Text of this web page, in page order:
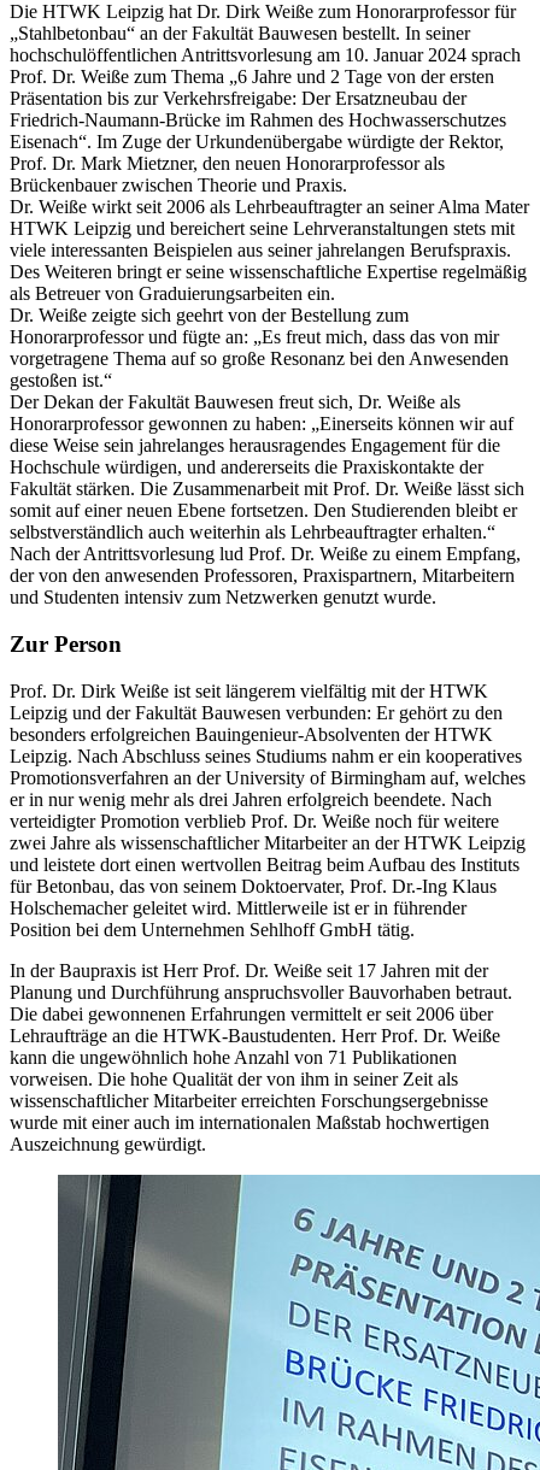
Die HTWK Leipzig hat Dr. Dirk Weiße zum Honorarprofessor für
„Stahlbetonbau“ an der Fakultät Bauwesen bestellt. In seiner
hochschulöffentlichen Antrittsvorlesung am 10. Januar 2024 sprach
Prof. Dr. Weiße zum Thema „6 Jahre und 2 Tage von der ersten
Präsentation bis zur Verkehrsfreigabe: Der Ersatzneubau der
Friedrich-Naumann-Brücke im Rahmen des Hochwasserschutzes
Eisenach“. Im Zuge der Urkundenübergabe würdigte der Rektor,
Prof. Dr. Mark Mietzner, den neuen Honorarprofessor als
Brückenbauer zwischen Theorie und Praxis.
Dr. Weiße wirkt seit 2006 als Lehrbeauftragter an seiner Alma Mater
HTWK Leipzig und bereichert seine Lehrveranstaltungen stets mit
viele interessanten Beispielen aus seiner jahrelangen Berufspraxis.
Des Weiteren bringt er seine wissenschaftliche Expertise regelmäßig
als Betreuer von Graduierungsarbeiten ein.
Dr. Weiße zeigte sich geehrt von der Bestellung zum
Honorarprofessor und fügte an: „Es freut mich, dass das von mir
vorgetragene Thema auf so große Resonanz bei den Anwesenden
gestoßen ist.“
Der Dekan der Fakultät Bauwesen freut sich, Dr. Weiße als
Honorarprofessor gewonnen zu haben: „Einerseits können wir auf
diese Weise sein jahrelanges herausragendes Engagement für die
Hochschule würdigen, und andererseits die Praxiskontakte der
Fakultät stärken. Die Zusammenarbeit mit Prof. Dr. Weiße lässt sich
somit auf einer neuen Ebene fortsetzen. Den Studierenden bleibt er
selbstverständlich auch weiterhin als Lehrbeauftragter erhalten.“
Nach der Antrittsvorlesung lud Prof. Dr. Weiße zu einem Empfang,
der von den anwesenden Professoren, Praxispartnern, Mitarbeitern
und Studenten intensiv zum Netzwerken genutzt wurde.
Zur Person
Prof. Dr. Dirk Weiße ist seit längerem vielfältig mit der HTWK
Leipzig und der Fakultät Bauwesen verbunden: Er gehört zu den
besonders erfolgreichen Bauingenieur-Absolventen der HTWK
Leipzig. Nach Abschluss seines Studiums nahm er ein kooperatives
Promotionsverfahren an der University of Birmingham auf, welches
er in nur wenig mehr als drei Jahren erfolgreich beendete. Nach
verteidigter Promotion verblieb Prof. Dr. Weiße noch für weitere
zwei Jahre als wissenschaftlicher Mitarbeiter an der HTWK Leipzig
und leistete dort einen wertvollen Beitrag beim Aufbau des Instituts
für Betonbau, das von seinem Doktoervater, Prof. Dr.-Ing Klaus
Holschemacher geleitet wird. Mittlerweile ist er in führender
Position bei dem Unternehmen Sehlhoff GmbH tätig.
In der Baupraxis ist Herr Prof. Dr. Weiße seit 17 Jahren mit der
Planung und Durchführung anspruchsvoller Bauvorhaben betraut.
Die dabei gewonnenen Erfahrungen vermittelt er seit 2006 über
Lehraufträge an die HTWK-Baustudenten. Herr Prof. Dr. Weiße
kann die ungewöhnlich hohe Anzahl von 71 Publikationen
vorweisen. Die hohe Qualität der von ihm in seiner Zeit als
wissenschaftlicher Mitarbeiter erreichten Forschungsergebnisse
wurde mit einer auch im internationalen Maßstab hochwertigen
Auszeichnung gewürdigt.